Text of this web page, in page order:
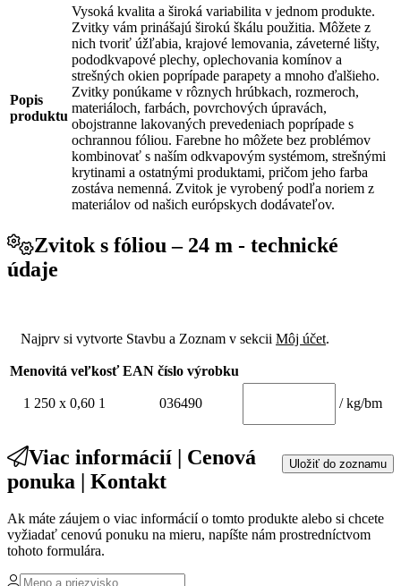
Popis
produktu
Vysoká kvalita a široká variabilita v jednom produkte.
Zvitky vám prinášajú širokú škálu použitia. Môžete z
nich tvoriť úžľabia, krajové lemovania, záveterné lišty,
pododkvapové plechy, oplechovania komínov a
strešných okien poprípade parapety a mnoho ďalšieho.
Zvitky ponúkame v rôznych hrúbkach, rozmeroch,
materiáloch, farbách, povrchových úpravách,
obojstranne lakovaných prevedeniach poprípade s
ochrannou fóliou. Farebne ho môžete bez problémov
kombinovať s naším odkvapovým systémom, strešnými
krytinami a ostatnými produktami, pričom jeho farba
zostáva nemenná. Zvitok je vyrobený podľa noriem z
materiálov od našich európskych dodávateľov.
Zvitok s fóliou – 24 m - technické
údaje
Najprv si vytvorte Stavbu a Zoznam v sekcii Môj účet.
Menovitá veľkosť EAN číslo výrobku
1 250 x 0,60 1 036490 / kg/bm
Uložiť do zoznamu
Viac informácií | Cenová
ponuka | Kontakt
Ak máte záujem o viac informácií o tomto produkte alebo si chcete
vyžiadať cenovú ponuku na mieru, napíšte nám prostredníctvom
tohoto formulára.